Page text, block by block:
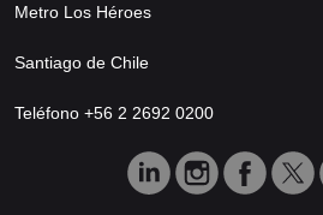
Metro Los Héroes
Santiago de Chile
Teléfono +56 2 2692 0200